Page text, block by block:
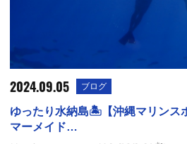
2024.09.05 ブログ
ゆったり水納島🏝【沖縄マリンス
マーメイド…